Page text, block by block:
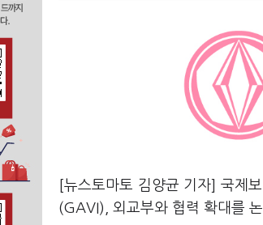
[뉴스토마토 김양균 기자] 국제
(GAVI), 외교부와 협력 확대를